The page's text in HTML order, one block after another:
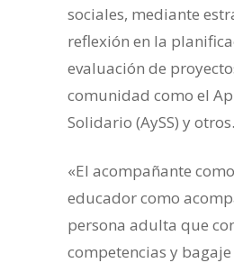
sociales, mediante
reflexión en la
evaluación de
comunidad como el
Solidario (AySS) y otros.
«El acompañante
educador como
persona adulta que
competencias y